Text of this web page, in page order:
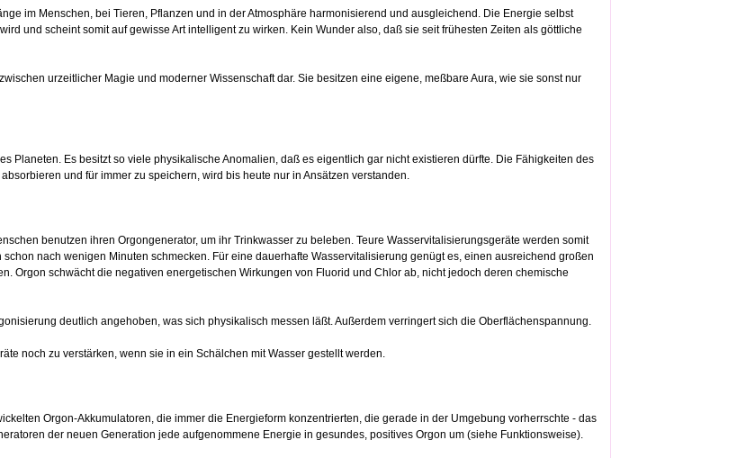
im Menschen, bei Tieren, Pflanzen und in der Atmosphäre harmonisierend und ausgleichend. Die Energie selbst
und scheint somit auf gewisse Art intelligent zu wirken. Kein Wunder also, daß sie seit frühesten Zeiten als göttliche
urzeitlicher Magie und moderner Wissenschaft dar. Sie besitzen eine eigene, meßbare Aura, wie sie sonst nur
Planeten. Es besitzt so viele physikalische Anomalien, daß es eigentlich gar nicht existieren dürfte. Die Fähigkeiten des
und für immer zu speichern, wird bis heute nur in Ansätzen verstanden.
benutzen ihren Orgongenerator, um ihr Trinkwasser zu beleben. Teure Wasservitalisierungsgeräte werden somit
nach wenigen Minuten schmecken. Für eine dauerhafte Wasservitalisierung genügt es, einen ausreichend großen
Orgon schwächt die negativen energetischen Wirkungen von Fluorid und Chlor ab, nicht jedoch deren chemische
deutlich angehoben, was sich physikalisch messen läßt. Außerdem verringert sich die Oberflächenspannung.
noch zu verstärken, wenn sie in ein Schälchen mit Wasser gestellt werden.
Orgon-Akkumulatoren, die immer die Energieform konzentrierten, die gerade in der Umgebung vorherrschte - das
der neuen Generation jede aufgenommene Energie in gesundes, positives Orgon um (siehe Funktionsweise).